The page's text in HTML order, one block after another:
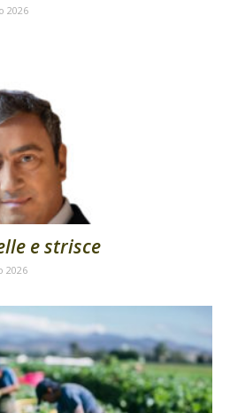
2026
e strisce
2026